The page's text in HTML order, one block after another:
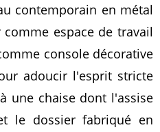
contemporain en métal
espace de travail
console décorative
adoucir l'esprit stricte
une chaise dont l'assise
le dossier fabriqué en